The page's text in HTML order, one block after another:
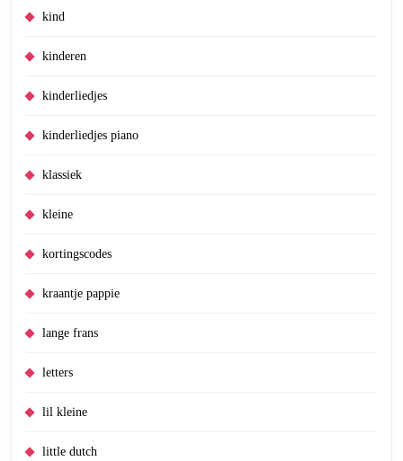
kind
kinderen
kinderliedjes
kinderliedjes piano
klassiek
kleine
kortingscodes
kraantje pappie
lange frans
letters
lil kleine
little dutch